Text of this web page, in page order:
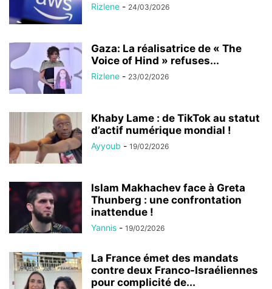
Rizlene - 24/03/2026
Gaza: La réalisatrice de « The
Voice of Hind » refuses...
Rizlene - 23/02/2026
Khaby Lame : de TikTok au statut
d’actif numérique mondial !
Ayyoub - 19/02/2026
Islam Makhachev face à Greta
Thunberg : une confrontation
inattendue !
Yannis - 19/02/2026
La France émet des mandats
contre deux Franco-Israéliennes
pour complicité de...